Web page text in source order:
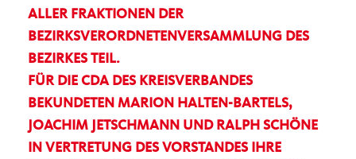
ALLER FRAKTIONEN DER
BEZIRKSVERORDNETENVERSAMMLUNG DES
BEZIRKES TEIL.
FÜR DIE CDA DES KREISVERBANDES
BEKUNDETEN MARION HALTEN-BARTELS,
JOACHIM JETSCHMANN UND RALPH SCHÖNE
IN VERTRETUNG DES VORSTANDES IHRE